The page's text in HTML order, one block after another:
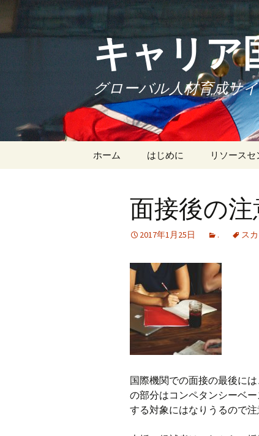
キャリア
グローバル人材育成サ
ホーム はじめに リソースセ
面接後の
2017年1月25日 . ス
国際機関での面接の最後に
の部分はコンペタンシーベ
する対象にはなりうるので注